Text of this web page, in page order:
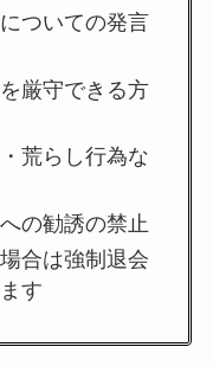
ついての発言
厳守できる方
荒らし行為な
の勧誘の禁止
合は強制退会
す